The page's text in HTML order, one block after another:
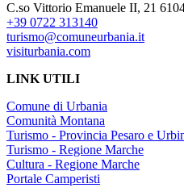
C.so Vittorio Emanuele II, 21
+39 0722 313140
turismo@comuneurbania.it
visiturbania.com
LINK UTILI
Comune di Urbania
Comunità Montana
Turismo - Provincia Pesaro e
Turismo - Regione Marche
Cultura - Regione Marche
Portale Camperisti